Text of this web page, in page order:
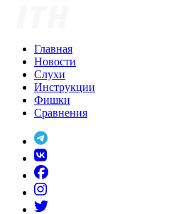
Главная
Новости
Слухи
Инструкции
Фишки
Сравнения